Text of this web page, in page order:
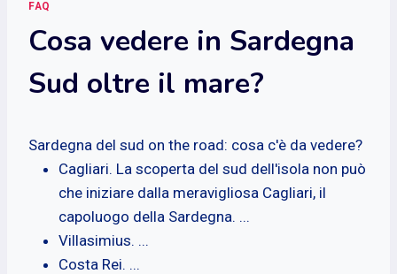
FAQ
Cosa vedere in Sardegna
Sud oltre il mare?
Sardegna del sud on the road: cosa c'è da vedere?
Cagliari. La scoperta del sud dell'isola non può
che iniziare dalla meravigliosa Cagliari, il
capoluogo della Sardegna. ...
Villasimius. ...
Costa Rei. ...